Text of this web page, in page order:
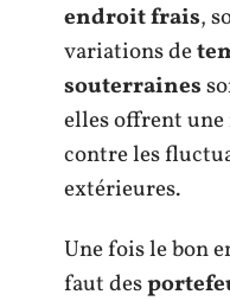
endroit frais,
variations de
souterraines
elles offrent
contre les
extérieures.
Une fois le bon
faut des